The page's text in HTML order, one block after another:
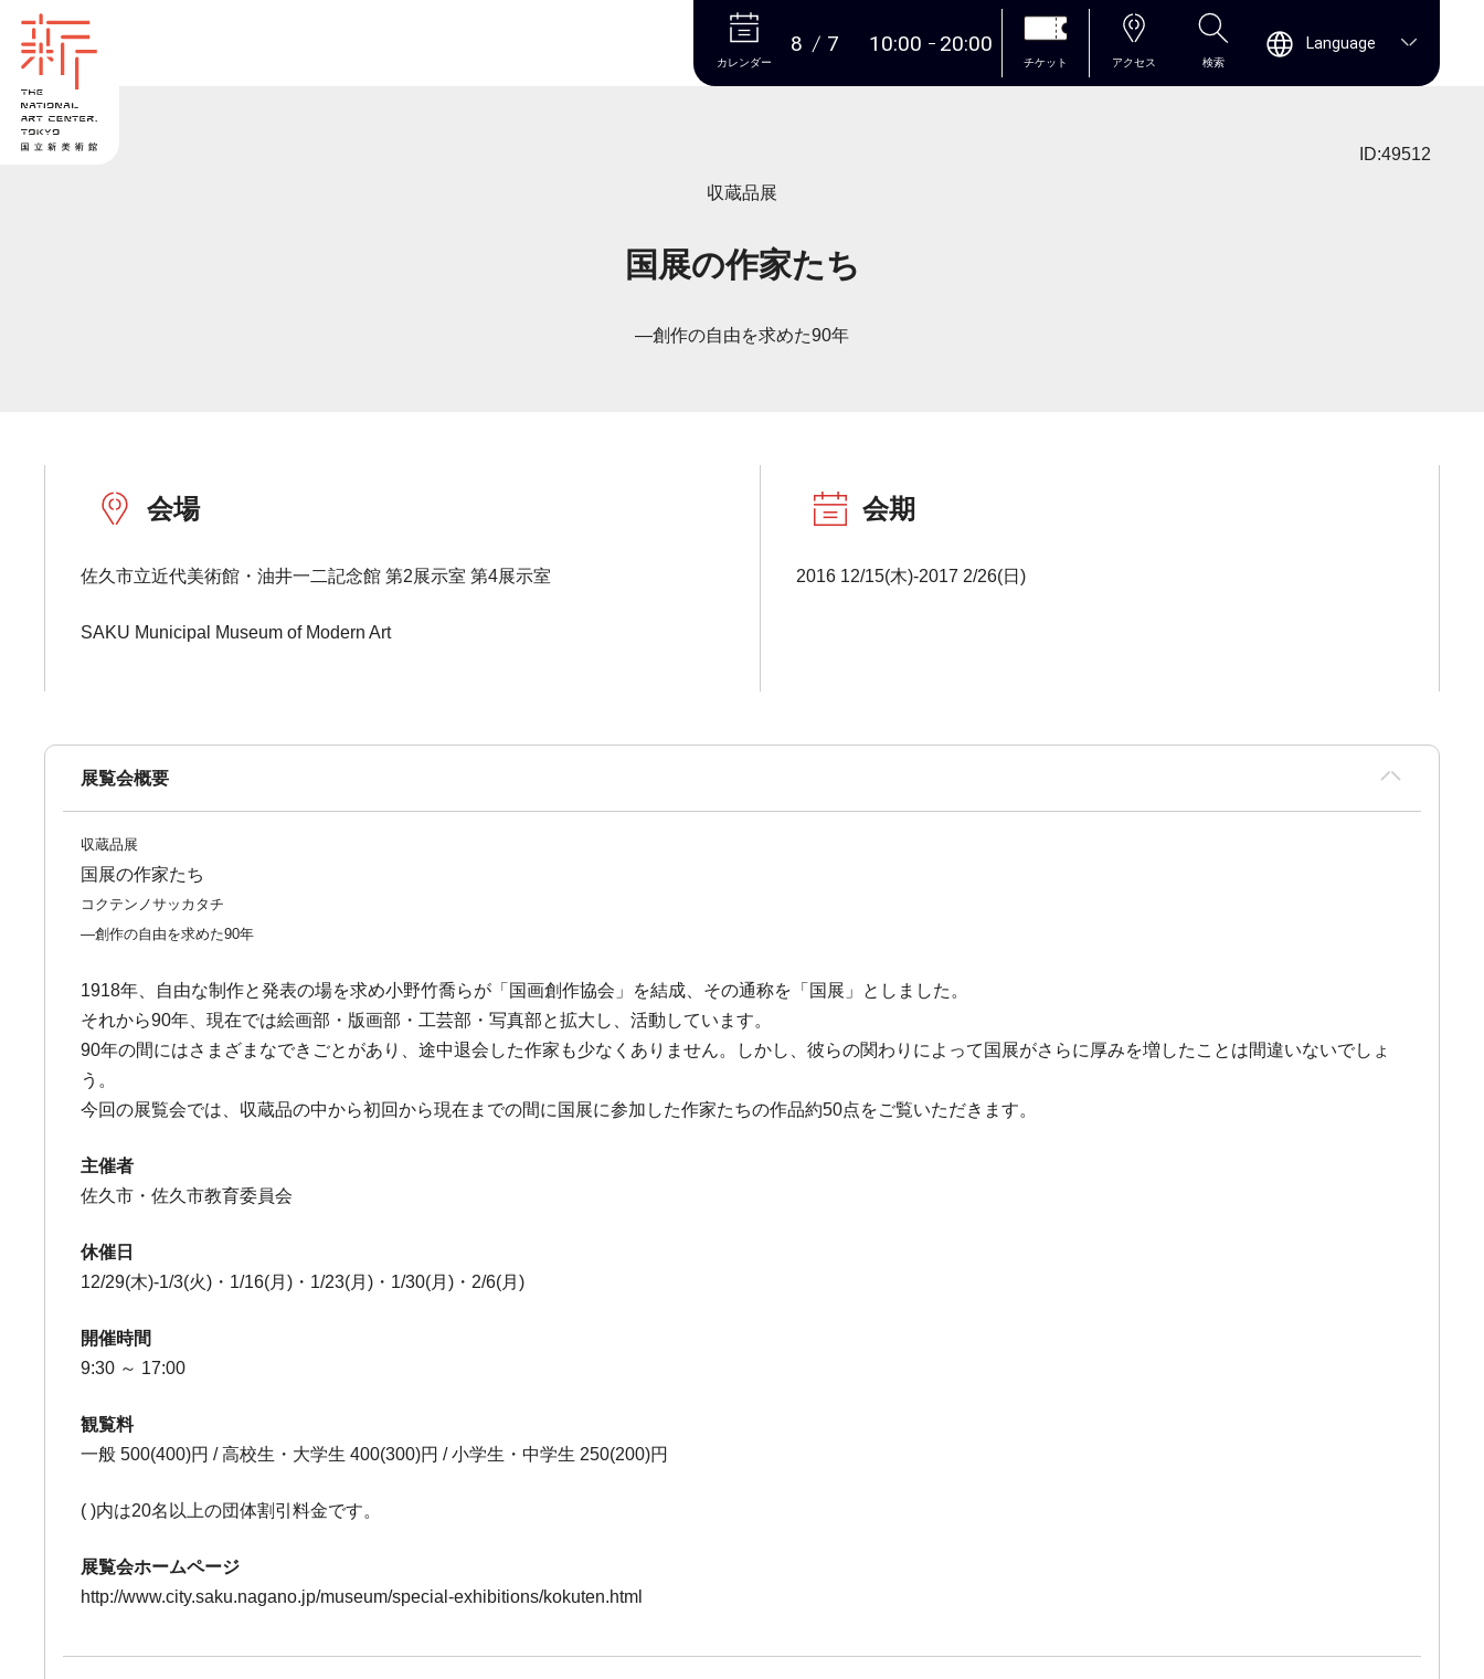
本文へ
カレンダー
8 7 10:00 20:00
チケット アクセス 検索
Language
ID:49512
収蔵品展
国展の作家たち
―創作の自由を求めた90年
会場
佐久市立近代美術館・油井一二記念館 第2展示室 第4展示室
SAKU Municipal Museum of Modern Art
会期
2016 12/15(木)-2017 2/26(日)
展覧会概要
収蔵品展
国展の作家たち
コクテンノサッカタチ
―創作の自由を求めた90年
1918年、自由な制作と発表の場を求め小野竹喬らが「国画創作協会」を結成、その通称を「国展」としました。
それから90年、現在では絵画部・版画部・工芸部・写真部と拡大し、活動しています。
90年の間にはさまざまなできごとがあり、途中退会した作家も少なくありません。しかし、彼らの関わりによって国展がさらに厚みを増したことは間違いないでしょ
う。
今回の展覧会では、収蔵品の中から初回から現在までの間に国展に参加した作家たちの作品約50点をご覧いただきます。
主催者
佐久市・佐久市教育委員会
休催日
12/29(木)-1/3(火)・1/16(月)・1/23(月)・1/30(月)・2/6(月)
開催時間
9:30 ～ 17:00
観覧料
一般 500(400)円 / 高校生・大学生 400(300)円 / 小学生・中学生 250(200)円
( )内は20名以上の団体割引料金です。
展覧会ホームページ
http://www.city.saku.nagano.jp/museum/special-exhibitions/kokuten.html